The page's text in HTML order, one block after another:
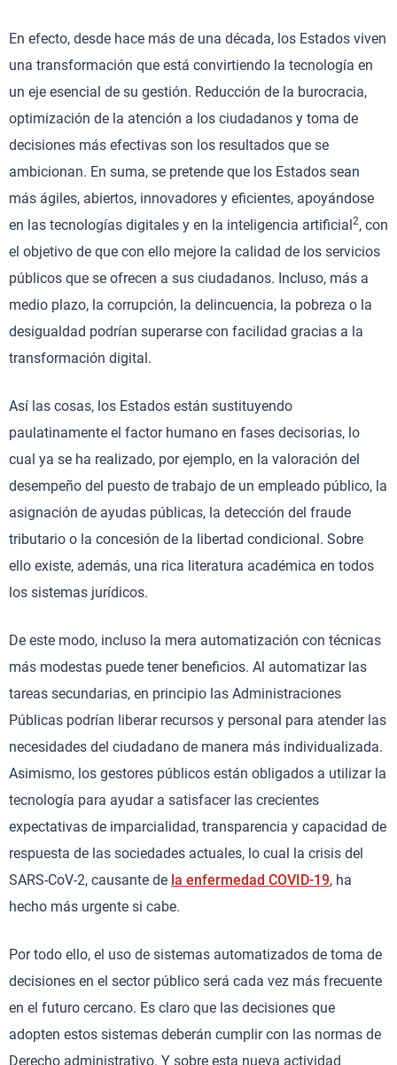
En efecto, desde hace más de una década, los Estados viven
una transformación que está convirtiendo la tecnología en
un eje esencial de su gestión. Reducción de la burocracia,
optimización de la atención a los ciudadanos y toma de
decisiones más efectivas son los resultados que se
ambicionan. En suma, se pretende que los Estados sean
más ágiles, abiertos, innovadores y eficientes, apoyándose
en las tecnologías digitales y en la inteligencia artificial2, con
el objetivo de que con ello mejore la calidad de los servicios
públicos que se ofrecen a sus ciudadanos. Incluso, más a
medio plazo, la corrupción, la delincuencia, la pobreza o la
desigualdad podrían superarse con facilidad gracias a la
transformación digital.
Así las cosas, los Estados están sustituyendo
paulatinamente el factor humano en fases decisorias, lo
cual ya se ha realizado, por ejemplo, en la valoración del
desempeño del puesto de trabajo de un empleado público, la
asignación de ayudas públicas, la detección del fraude
tributario o la concesión de la libertad condicional. Sobre
ello existe, además, una rica literatura académica en todos
los sistemas jurídicos.
De este modo, incluso la mera automatización con técnicas
más modestas puede tener beneficios. Al automatizar las
tareas secundarias, en principio las Administraciones
Públicas podrían liberar recursos y personal para atender las
necesidades del ciudadano de manera más individualizada.
Asimismo, los gestores públicos están obligados a utilizar la
tecnología para ayudar a satisfacer las crecientes
expectativas de imparcialidad, transparencia y capacidad de
respuesta de las sociedades actuales, lo cual la crisis del
SARS-CoV-2, causante de la enfermedad COVID-19, ha
hecho más urgente si cabe.
Por todo ello, el uso de sistemas automatizados de toma de
decisiones en el sector público será cada vez más frecuente
en el futuro cercano. Es claro que las decisiones que
adopten estos sistemas deberán cumplir con las normas de
Derecho administrativo. Y sobre esta nueva actividad